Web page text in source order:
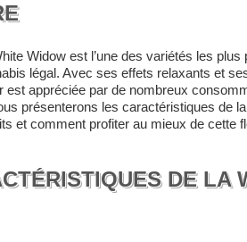
Widow est l’une des variétés les plus
légal. Avec ses effets relaxants et
est appréciée par de nombreux
présenterons les caractéristiques de
et comment profiter au mieux de cette
DE LA